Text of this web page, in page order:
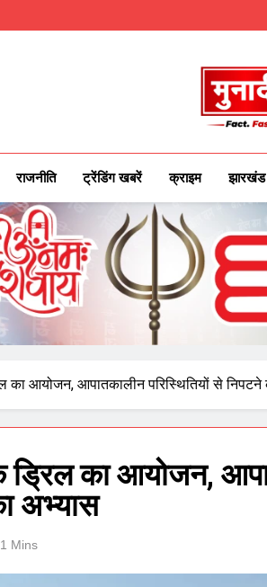
Munadi
राजनीति ट्रेंडिंग खबरें क्राइम झारखंड
का आयोजन, आपातकालीन परिस्थितियों से
ड्रिल का आयोजन,
अभ्यास
1 Mins